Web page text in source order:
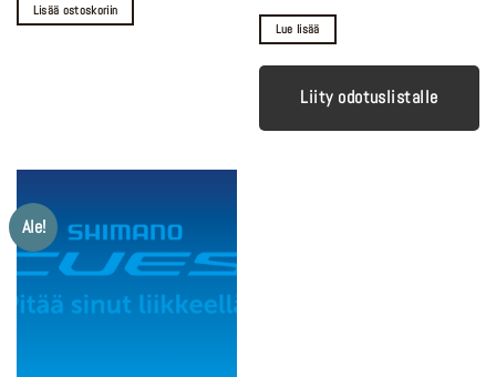
Lisää ostoskoriin
Lue lisää
Liity odotuslistalle
Ale!